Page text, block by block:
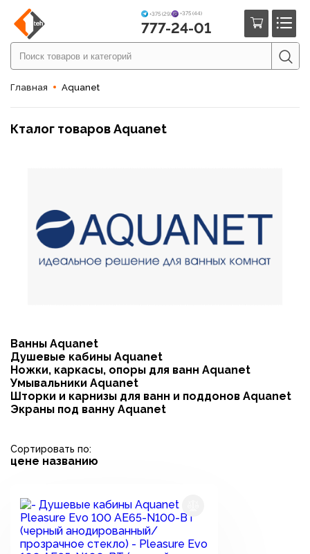
+375 (29) +375 (44)
777-24-01
Главная Aquanet
Кталог товаров Aquanet
Ванны Aquanet
Душевые кабины Aquanet
Ножки, каркасы, опоры для ванн Aquanet
Умывальники Aquanet
Шторки и карнизы для ванн и поддонов Aquanet
Экраны под ванну Aquanet
Сортировать по:
цене названию